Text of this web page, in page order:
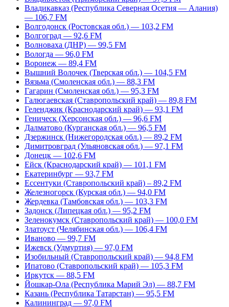
Владикавказ (Республика Северная Осетия — Алания)
— 106,7 FM
Волгодонск (Ростовская обл.) — 103,2 FM
Волгоград — 92,6 FM
Волноваха (ДНР) — 99,5 FM
Вологда — 96,0 FM
Воронеж — 89,4 FM
Вышний Волочек (Тверская обл.) — 104,5 FM
Вязьма (Смоленская обл.) — 88,3 FM
Гагарин (Смоленская обл.) — 95,3 FM
Галюгаевская (Ставропольский край) — 89,8 FM
Геленджик (Краснодарский край) — 93,1 FM
Геническ (Херсонская обл.) — 96,6 FM
Далматово (Курганская обл.) — 96,5 FM
Дзержинск (Нижегородская обл.) — 89,2 FM
Димитровград (Ульяновская обл.) — 97,1 FM
Донецк — 102,6 FM
Ейск (Краснодарский край) — 101,1 FM
Екатеринбург — 93,7 FM
Ессентуки (Ставропольский край) – 89,2 FM
Железногорск (Курская обл.) — 94,0 FM
Жердевка (Тамбовская обл.) — 103,3 FM
Задонск (Липецкая обл.) — 95,2 FM
Зеленокумск (Ставропольский край) — 100,0 FM
Златоуст (Челябинская обл.) — 106,4 FM
Иваново — 99,7 FM
Ижевск (Удмуртия) — 97,0 FM
Изобильный (Ставропольский край) — 94,8 FM
Ипатово (Ставропольский край) — 105,3 FM
Иркутск — 88,5 FM
Йошкар-Ола (Республика Марий Эл) — 88,7 FM
Казань (Республика Татарстан) — 95,5 FM
Калининград — 97,0 FM